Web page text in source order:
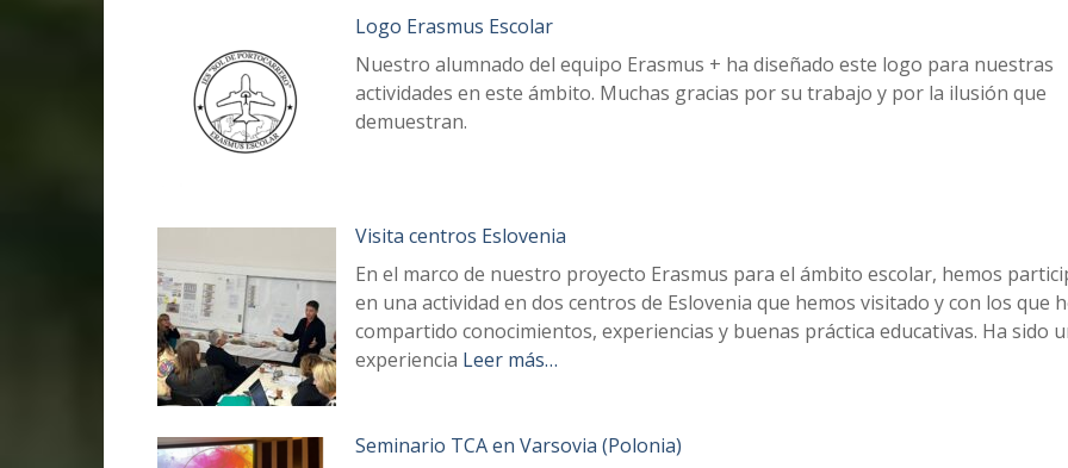
Logo Erasmus Escolar
Nuestro alumnado del equipo Erasmus + ha diseñado este logo para nuestras
actividades en este ámbito. Muchas gracias por su trabajo y por la ilusión que
demuestran.
Visita centros Eslovenia
En el marco de nuestro proyecto Erasmus para el ámbito escolar, hemos
en una actividad en dos centros de Eslovenia que hemos visitado y con los que
compartido conocimientos, experiencias y buenas práctica educativas. Ha sido
experiencia Leer más…
Seminario TCA en Varsovia (Polonia)